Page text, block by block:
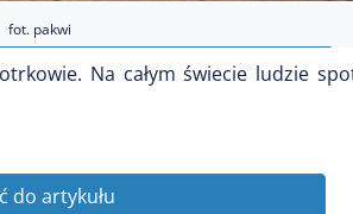
fot. pakwi
Na całym świecie ludzie
do artykułu